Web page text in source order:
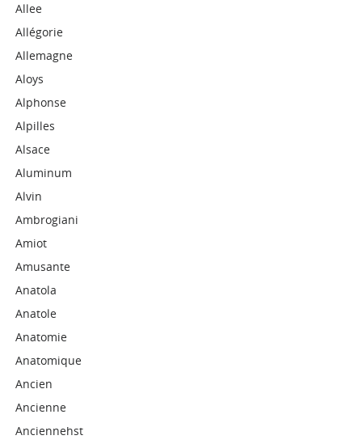
Allee
Allégorie
Allemagne
Aloys
Alphonse
Alpilles
Alsace
Aluminum
Alvin
Ambrogiani
Amiot
Amusante
Anatola
Anatole
Anatomie
Anatomique
Ancien
Ancienne
Anciennehst